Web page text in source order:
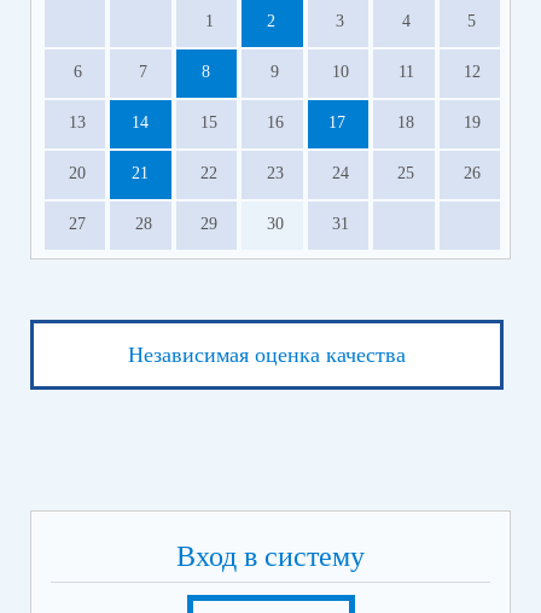
1 2 3 4 5
6 7 8 9 10 11 12
13 14 15 16 17 18 19
20 21 22 23 24 25 26
27 28 29 30 31
Независимая оценка качества
Вход в систему